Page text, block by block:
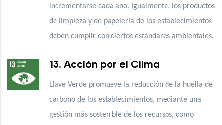
incrementarse cada año. Igualmente, los productos
de limpieza y de papelería de los establecimientos
deben cumplir con ciertos estándares ambientales.
13. Acción por el Clima
Llave Verde promueve la reducción de la huella de
carbono de los establecimientos, mediante una
gestión más sostenible de los recursos, como